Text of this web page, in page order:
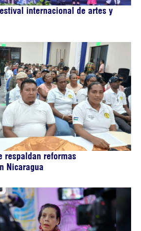
internacional de artes y
respaldan reformas
Nicaragua